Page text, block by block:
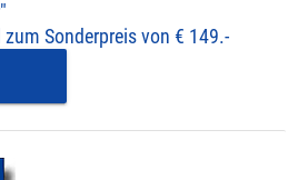
Sonderpreis von € 149.-